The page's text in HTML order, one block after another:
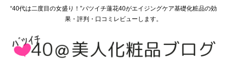
“40代は二度目の女盛り！”バツイチ蓮花40がエイジングケア基礎化粧品の効
果・評判・口コミレビューします。